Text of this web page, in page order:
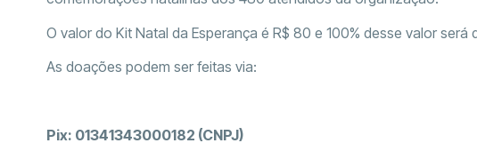
O valor do Kit Natal da Esperança é R$ 80 e 100% desse valor
As doações podem ser feitas via:
Pix: 01341343000182 (CNPJ)